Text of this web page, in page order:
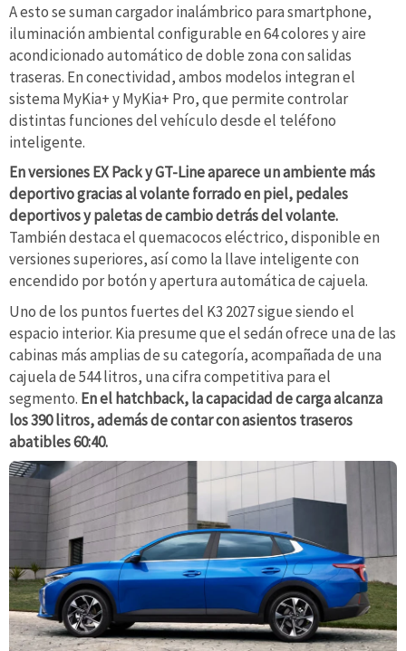
A esto se suman cargador inalámbrico para smartphone,
iluminación ambiental configurable en 64 colores y aire
acondicionado automático de doble zona con salidas
traseras. En conectividad, ambos modelos integran el
sistema MyKia+ y MyKia+ Pro, que permite controlar
distintas funciones del vehículo desde el teléfono
inteligente.
En versiones EX Pack y GT-Line aparece un ambiente más
deportivo gracias al volante forrado en piel, pedales
deportivos y paletas de cambio detrás del volante.
También destaca el quemacocos eléctrico, disponible en
versiones superiores, así como la llave inteligente con
encendido por botón y apertura automática de cajuela.
Uno de los puntos fuertes del K3 2027 sigue siendo el
espacio interior. Kia presume que el sedán ofrece una de las
cabinas más amplias de su categoría, acompañada de una
cajuela de 544 litros, una cifra competitiva para el
segmento. En el hatchback, la capacidad de carga alcanza
los 390 litros, además de contar con asientos traseros
abatibles 60:40.